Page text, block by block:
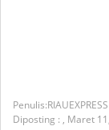
RIAUEXPRESS
Diposting : , Maret